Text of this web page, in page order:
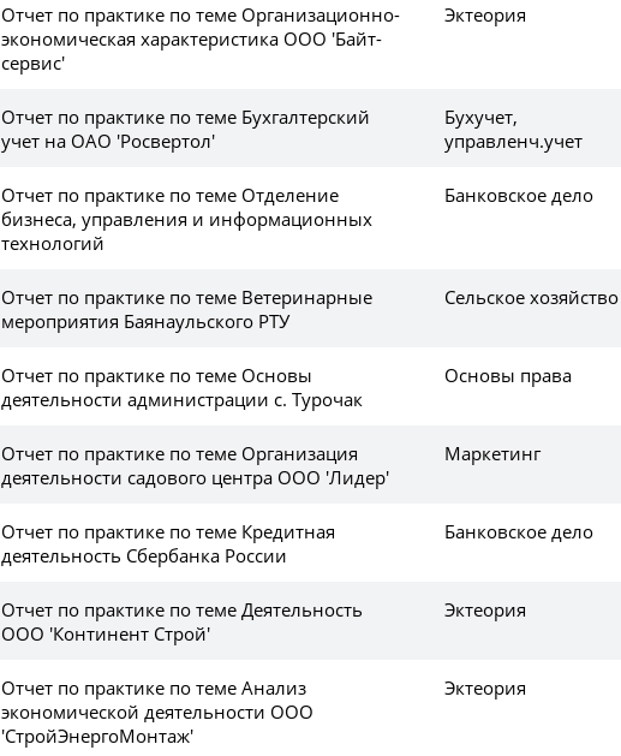
Отчет по практике по теме Организационно-
экономическая характеристика ООО 'Байт-
сервис'
Эктеория
Отчет по практике по теме Бухгалтерский
учет на ОАО 'Росвертол'
Бухучет,
управленч.учет
Отчет по практике по теме Отделение
бизнеса, управления и информационных
технологий
Банковское дело
Отчет по практике по теме Ветеринарные
мероприятия Баянаульского РТУ
Сельское хозяйство
Отчет по практике по теме Основы
деятельности администрации с. Турочак
Основы права
Отчет по практике по теме Организация
деятельности садового центра ООО 'Лидер'
Маркетинг
Отчет по практике по теме Кредитная
деятельность Сбербанка России
Банковское дело
Отчет по практике по теме Деятельность
ООО 'Континент Строй'
Эктеория
Отчет по практике по теме Анализ
экономической деятельности ООО
'СтройЭнергоМонтаж'
Эктеория